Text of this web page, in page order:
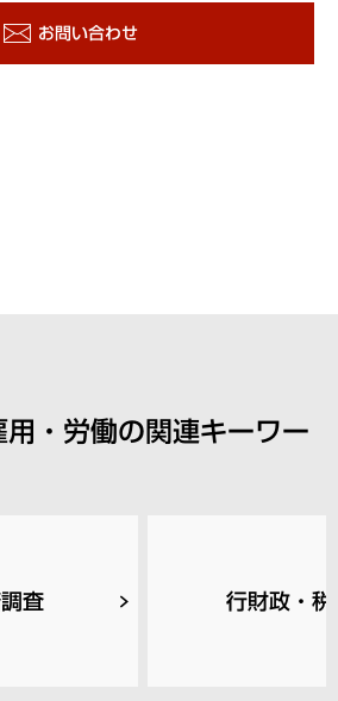
お問い合わせ
・労働の関連キーワー
査 行財政・